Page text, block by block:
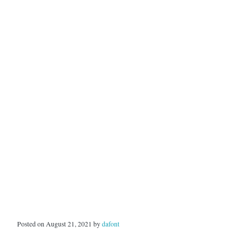
Posted on August 21, 2021 bydafont